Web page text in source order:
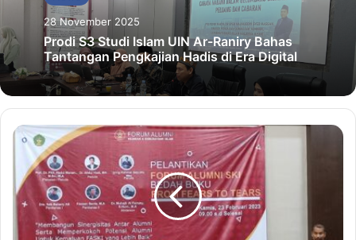
28 November 2025
Prodi S3 Studi Islam UIN Ar-Raniry Bahas
Tantangan Pengkajian Hadis di Era Digital